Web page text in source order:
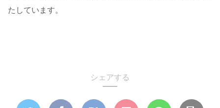
たしています。
シェアする